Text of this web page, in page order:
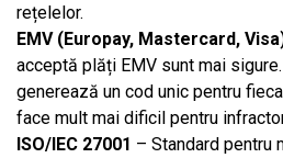
rețelelor.
EMV (Europay, Mastercard,
acceptă plăți EMV sunt mai
generează un cod unic pentru
face mult mai dificil pentru
ISO/IEC 27001 – Standard pentru